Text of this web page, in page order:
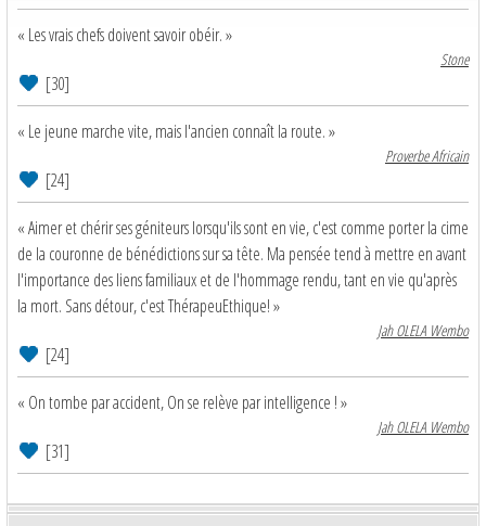
« Les vrais chefs doivent savoir obéir. »
Stone
[30]
« Le jeune marche vite, mais l'ancien connaît la route. »
Proverbe Africain
[24]
« Aimer et chérir ses géniteurs lorsqu'ils sont en vie, c'est comme porter la cime
de la couronne de bénédictions sur sa tête. Ma pensée tend à mettre en avant
l'importance des liens familiaux et de l'hommage rendu, tant en vie qu'après
la mort. Sans détour, c'est ThérapeuEthique! »
Jah OLELA Wembo
[24]
« On tombe par accident, On se relève par intelligence ! »
Jah OLELA Wembo
[31]